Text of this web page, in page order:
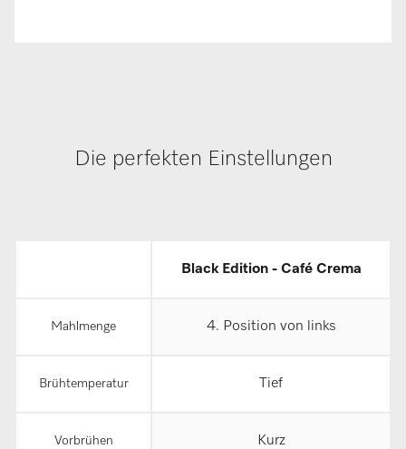
Die perfekten Einstellungen
Black Edition - Café Crema
Mahlmenge 4. Position von links
Brühtemperatur Tief
Vorbrühen Kurz